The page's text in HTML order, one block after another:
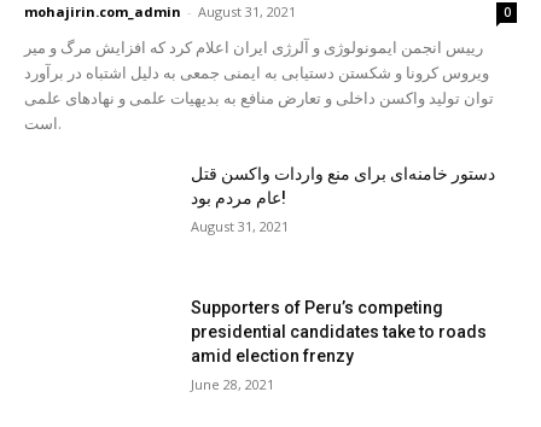
mohajirin.com_admin - August 31, 2021 0
رییس انجمن ایمونولوژی و آلرژی ایران اعلام کرد که افزایش مرگ و میر
ویروس کرونا و شكستن دستیابی به ایمنی جمعی به دلیل اشتباه در برآورد
توان تولید واکسن داخلی و تعارض منافع به بدیهیات علمی و نهادهای علمی
است.
دستور خامنه‌ای برای منع واردات واکسن قتل
عام مردم بود!
August 31, 2021
Supporters of Peru’s competing
presidential candidates take to roads
amid election frenzy
June 28, 2021